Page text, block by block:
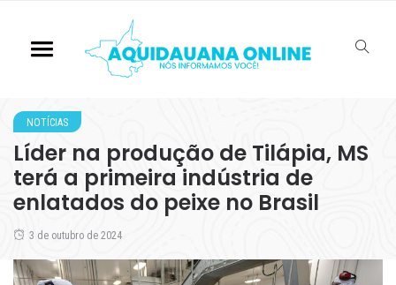
NOTÍCIAS
Líder na produção de Tilápia, MS
terá a primeira indústria de
enlatados do peixe no Brasil
3 de outubro de 2024